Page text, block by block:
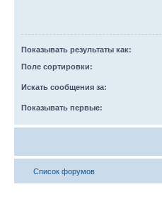
Показывать результаты как:
Поле сортировки:
Искать сообщения за:
Показывать первые:
Список форумов